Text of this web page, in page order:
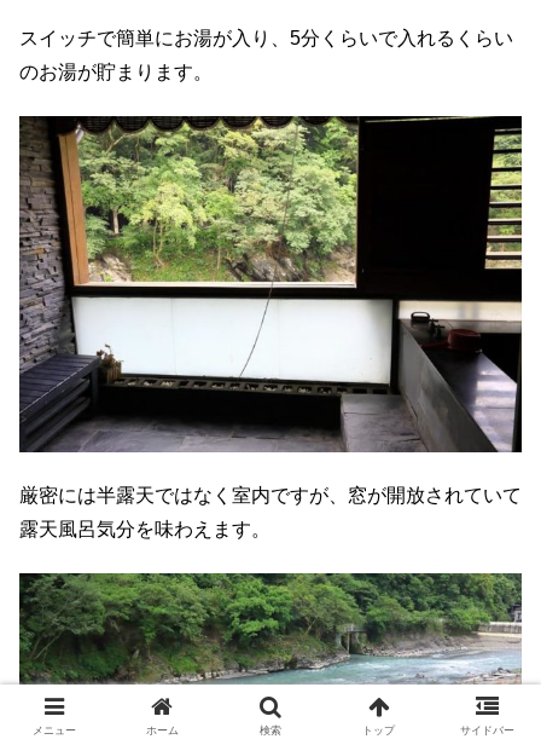
スイッチで簡単にお湯が入り、5分くらいで入れるくらい
のお湯が貯まります。
厳密には半露天ではなく室内ですが、窓が開放されていて
露天風呂気分を味わえます。
メニュー ホーム 検索 トップ サイドバー